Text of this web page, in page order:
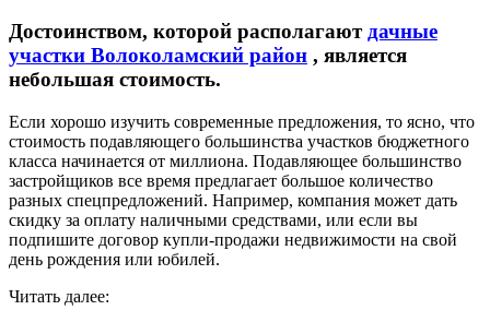
Достоинством, которой располагают дачные
участки Волоколамский район , является
небольшая стоимость.
Если хорошо изучить современные предложения, то ясно, что
стоимость подавляющего большинства участков бюджетного
класса начинается от миллиона. Подавляющее большинство
застройщиков все время предлагает большое количество
разных спецпредложений. Например, компания может дать
скидку за оплату наличными средствами, или если вы
подпишите договор купли-продажи недвижимости на свой
день рождения или юбилей.
Читать далее: